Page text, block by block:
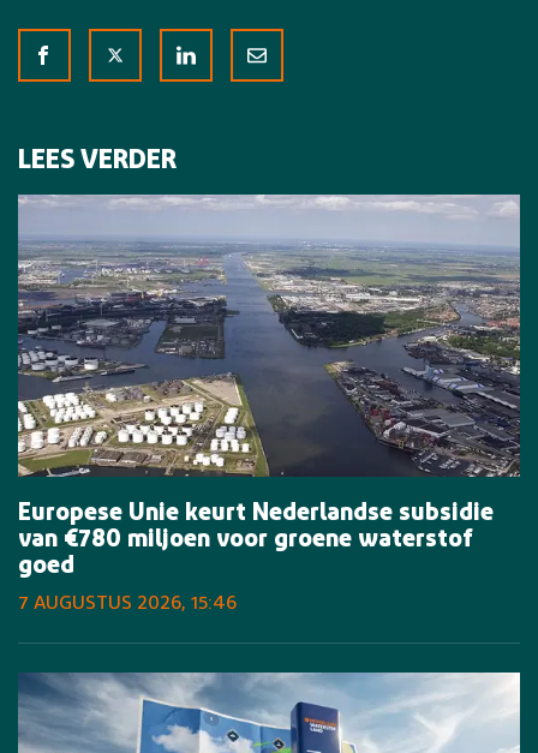
LEES VERDER
Europese Unie keurt Nederlandse subsidie
van €780 miljoen voor groene waterstof
goed
7 AUGUSTUS 2026, 15:46